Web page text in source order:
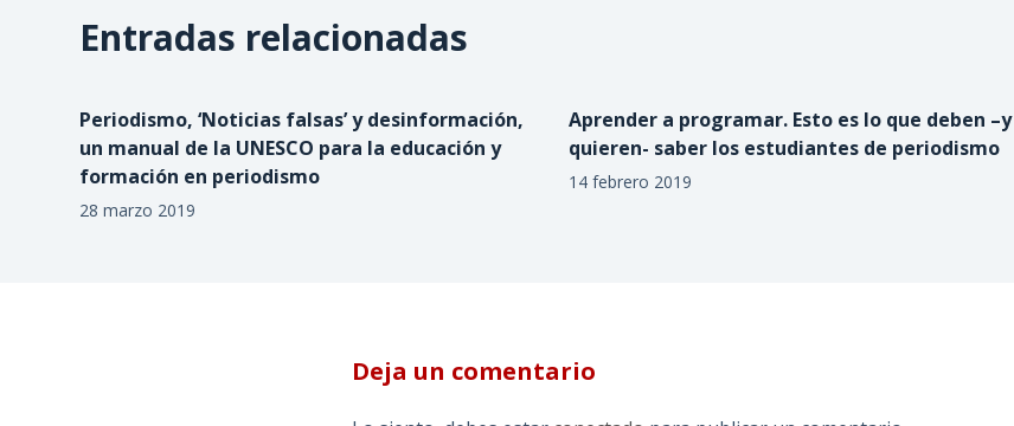
Entradas relacionadas
Periodismo, ‘Noticias falsas’ y desinformación,
un manual de la UNESCO para la educación y
formación en periodismo
28 marzo 2019
Aprender a programar. Esto es lo que deben –y
quieren- saber los estudiantes de periodismo
14 febrero 2019
Deja un comentario